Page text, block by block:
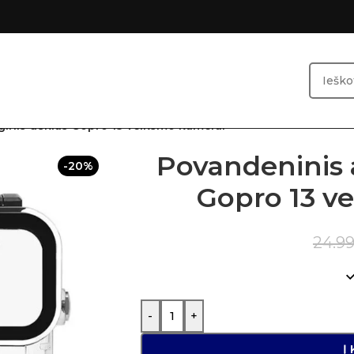
dėklas Gopro 13 veiksmo kamerai
-20%
Povandeninis
Gopro 13
24.99
- +
Į